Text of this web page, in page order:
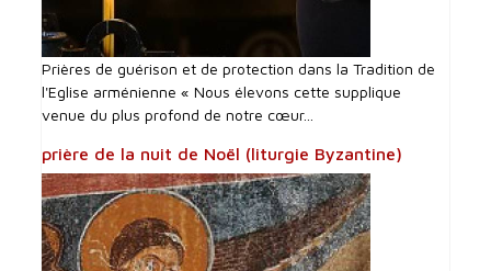
Prières de guérison et de protection dans la Tradition de
l'Eglise arménienne « Nous élevons cette supplique
venue du plus profond de notre cœur...
prière de la nuit de Noël (liturgie Byzantine)